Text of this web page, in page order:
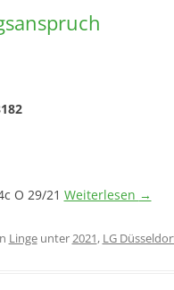
O 29/21 Weiterlesen →
Lingeunter2021, LG